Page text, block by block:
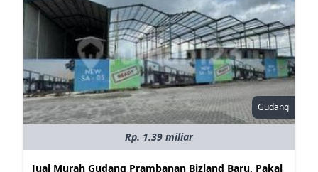
Gudang
Rp. 1.39 miliar
Jual Murah Gudang Prambanan Bizland Baru, Pakal